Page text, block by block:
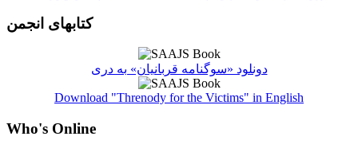
کتابهای انجمن
دونلود «سوگنامه قربانیان» به دری
Download "Threnody for the Victims" in English
Who's Online